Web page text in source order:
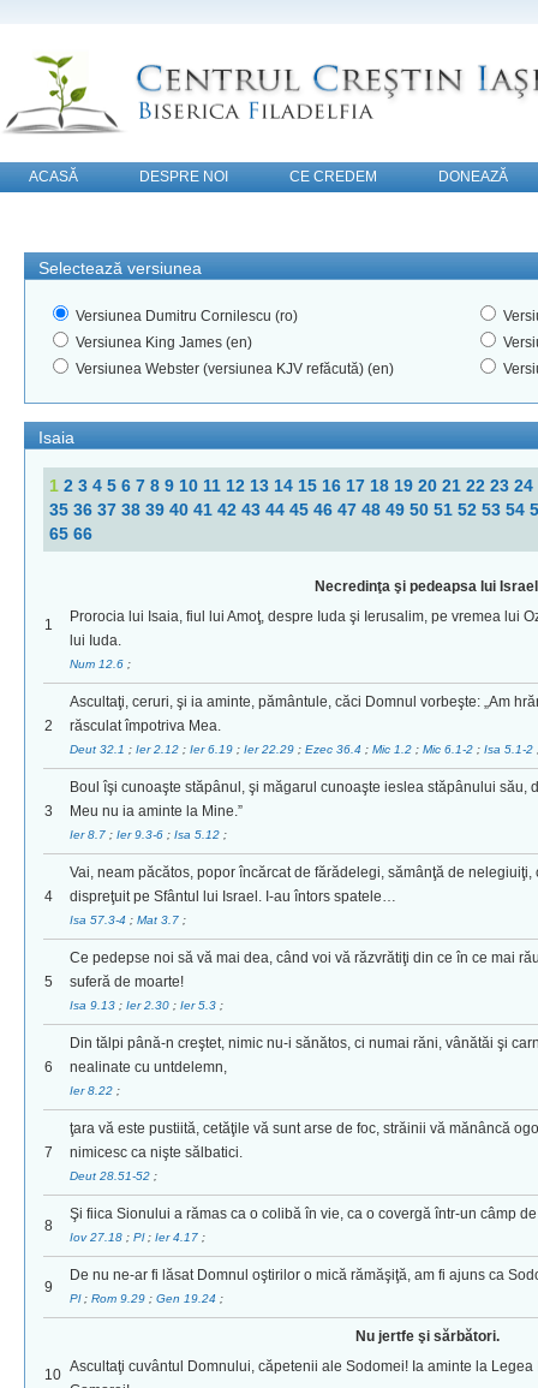
ACASĂ DESPRE NOI CE CREDEM
DONEAZĂ
Selectează versiunea
Versiunea Dumitru Cornilescu (ro)
Versiunea King James (en)
Versiunea Webster (versiunea KJV refăcută) (en)
Isaia
1 2 3 4 5 6 7 8 9 10 11 12 13 14 15 16 17 18 19 20 21 22 23 24
35 36 37 38 39 40 41 42 43 44 45 46 47 48 49 50 51 52 53 54
65 66
1
Necredinţa şi pedeapsa lui
Prorocia lui Isaia, fiul lui Amoţ, despre Iuda şi Ierusalim, pe vremea lui
lui Iuda.
Num 12.6 ;
2
Ascultaţi, ceruri, şi ia aminte, pământule, căci Domnul vorbeşte: „Am
răsculat împotriva Mea.
Deut 32.1 ; Ier 2.12 ; Ier 6.19 ; Ier 22.29 ; Ezec 36.4 ; Mic 1.2 ; Mic 6.1-2 ; Isa 5.1-2
3
Boul îşi cunoaşte stăpânul, şi măgarul cunoaşte ieslea stăpânului său,
Meu nu ia aminte la Mine.”
Ier 8.7 ; Ier 9.3-6 ; Isa 5.12 ;
4
Vai, neam păcătos, popor încărcat de fărădelegi, sămânţă de
dispreţuit pe Sfântul lui Israel. I-au întors spatele…
Isa 57.3-4 ; Mat 3.7 ;
5
Ce pedepse noi să vă mai dea, când voi vă răzvrătiţi din ce în ce mai
suferă de moarte!
Isa 9.13 ; Ier 2.30 ; Ier 5.3 ;
6
Din tălpi până-n creştet, nimic nu-i sănătos, ci numai răni, vânătăi şi
nealinate cu untdelemn,
Ier 8.22 ;
7
ţara vă este pustiită, cetăţile vă sunt arse de foc, străinii vă mănâncă
nimicesc ca nişte sălbatici.
Deut 28.51-52 ;
8
Şi fiica Sionului a rămas ca o colibă în vie, ca o covergă într-un câmp
Iov 27.18 ; Pl ; Ier 4.17 ;
9
De nu ne-ar fi lăsat Domnul oştirilor o mică rămăşiţă, am fi ajuns ca
Pl ; Rom 9.29 ; Gen 19.24 ;
10
Nu jertfe şi sărbători.
Ascultaţi cuvântul Domnului, căpetenii ale Sodomei! Ia aminte la